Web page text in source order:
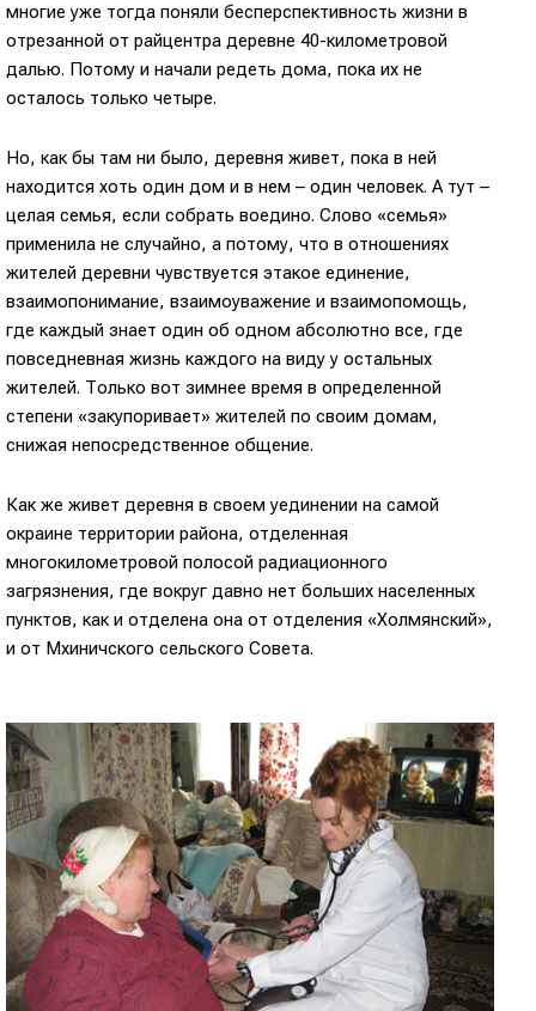
многие уже тогда поняли бесперспективность жизни в
отрезанной от райцентра деревне 40-километровой
далью. Потому и начали редеть дома, пока их не
осталось только четыре.
Но, как бы там ни было, деревня живет, пока в ней
находится хоть один дом и в нем – один человек. А тут –
целая семья, если собрать воедино. Слово «семья»
применила не случайно, а потому, что в отношениях
жителей деревни чувствуется этакое единение,
взаимопонимание, взаимоуважение и взаимопомощь,
где каждый знает один об одном абсолютно все, где
повседневная жизнь каждого на виду у остальных
жителей. Только вот зимнее время в определенной
степени «закупоривает» жителей по своим домам,
снижая непосредственное общение.
Как же живет деревня в своем уединении на самой
окраине территории района, отделенная
многокилометровой полосой радиационного
загрязнения, где вокруг давно нет больших населенных
пунктов, как и отделена она от отделения «Холмянский»,
и от Мхиничского сельского Совета.